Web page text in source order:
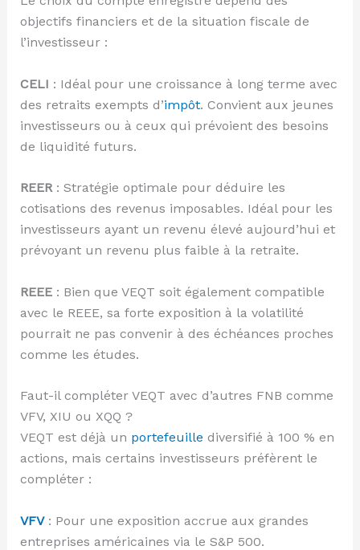
objectifs financiers et de la situation fiscale de
l’investisseur :
CELI : Idéal pour une croissance à long terme avec
des retraits exempts d’impôt. Convient aux jeunes
investisseurs ou à ceux qui prévoient des besoins
de liquidité futurs.
REER: Stratégie optimale pour déduire les
cotisations des revenus imposables. Idéal pour les
investisseurs ayant un revenu élevé aujourd’hui et
prévoyant un revenu plus faible à la retraite.
REEE: Bien que VEQT soit également compatible
avec le REEE, sa forte exposition à la volatilité
pourrait ne pas convenir à des échéances proches
comme les études.
Faut-il compléter VEQT avec d’autres FNB comme
VFV, XIU ou XQQ ?
VEQT est déjà un portefeuille diversifié à 100 % en
actions, mais certains investisseurs préfèrent le
compléter :
VFV: Pour une exposition accrue aux grandes
entreprises américaines via le S&P 500.